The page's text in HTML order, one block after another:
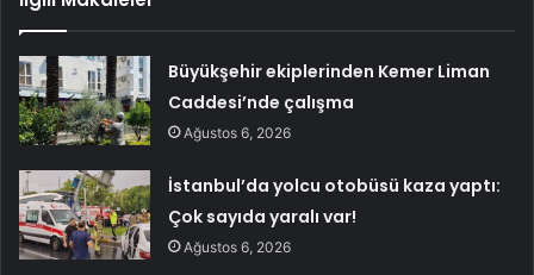
Büyükşehir ekiplerinden Kemer Liman
Caddesi’nde çalışma
Ağustos 6, 2026
İstanbul’da yolcu otobüsü kaza yaptı:
Çok sayıda yaralı var!
Ağustos 6, 2026